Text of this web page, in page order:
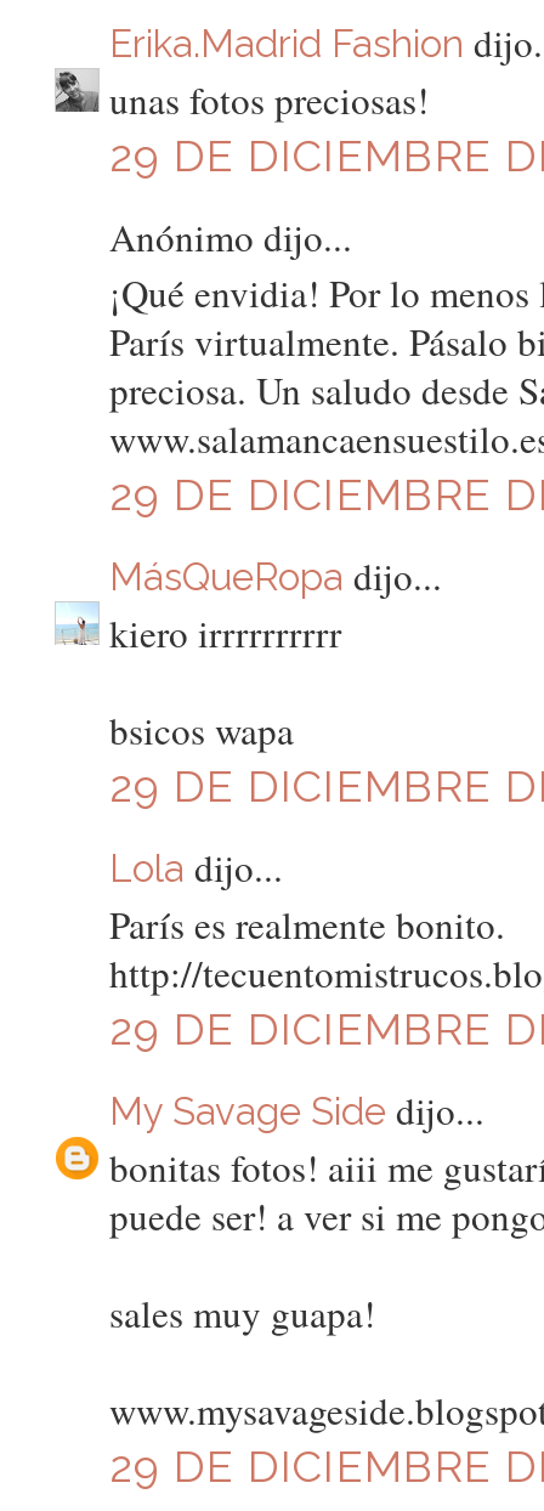
Erika.Madrid Fashion
unas fotos preciosas!
29 DE DICIEMBRE
Anónimo dijo...
¡Qué envidia! Por lo
París virtualmente. Pásalo
preciosa. Un saludo desde
29 DE DICIEMBRE
MásQueRopa dijo...
kiero irrrrrrrrrr
bsicos wapa
29 DE DICIEMBRE
Lola dijo...
París es realmente bonito.
http://
29 DE DICIEMBRE
My Savage Side dijo...
bonitas fotos! aiii me
puede ser! a ver si me
sales muy guapa!
29 DE DICIEMBRE